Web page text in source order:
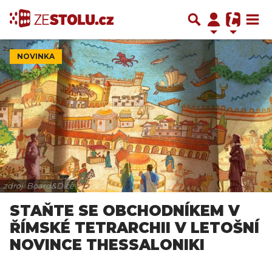
NOVINKA
zdroj: Board&Dice
STAŇTE SE OBCHODNÍKEM V
ŘÍMSKÉ TETRARCHII V LETOŠNÍ
NOVINCE THESSALONIKI